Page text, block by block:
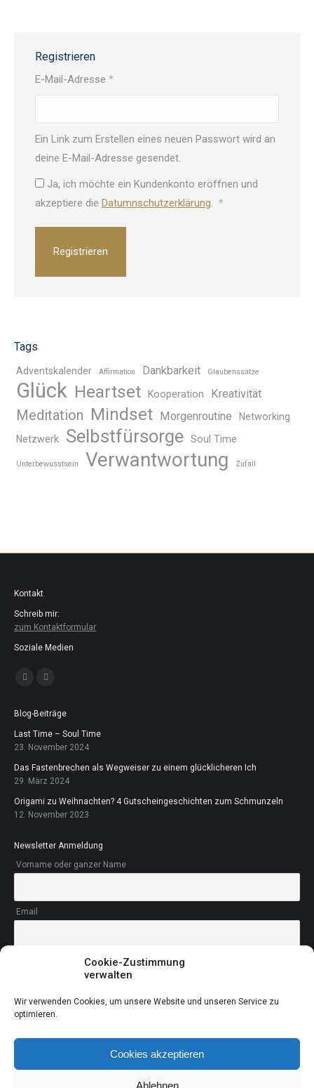
Cookie-Zustimmung
verwalten
Wir verwenden Cookies, um unsere Website und unseren Service zu
optimieren.
Cookies akzeptieren
Ablehnen
Registrieren
E-Mail-Adresse *Erforderlich
Ein Link zum Erstellen eines neuen Passwort wird an
deine E-Mail-Adresse gesendet.
Ja, ich möchte ein Kundenkonto eröffnen und
akzeptiere die Datumnschutzerklärung. *Erforderlich
Registrieren
Tags
Adventskalender Affirmation Dankbarkeit Glaubenssätze
Glück Heartset Kooperation Kreativität
Meditation Mindset Morgenroutine
Networking
Netzwerk
Selbstfürsorge Soul Time
Unterbewusstsein Verwantwortung Zufall
Kontakt
Schreib mir:
zum Kontaktformular
Soziale Medien
Finden Sie uns auf:
Facebook
in
new
window
Instagram
in
new
window
Blog-Beiträge
Last Time – Soul Time
23. November 2024
Das Fastenbrechen als Wegweiser zu einem glücklicheren Ich
29. März 2024
Origami zu Weihnachten? 4 Gutscheingeschichten zum Schmunzeln
12. November 2023
Newsletter Anmeldung
Vorname oder ganzer Name
Email
Du akzeptierst Du unsere Datenschutzerklärung.